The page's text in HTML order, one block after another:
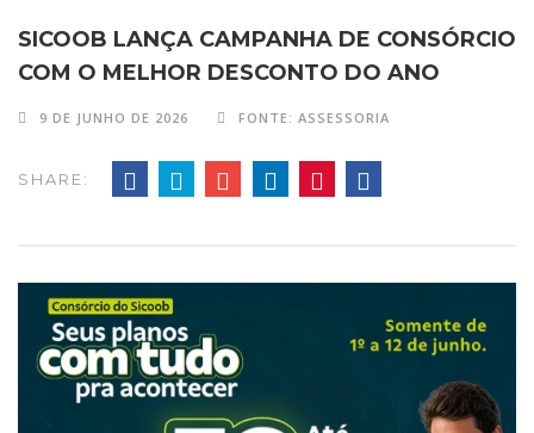
SICOOB LANÇA CAMPANHA DE CONSÓRCIO
COM O MELHOR DESCONTO DO ANO
9 DE JUNHO DE 2026 FONTE: ASSESSORIA
SHARE: